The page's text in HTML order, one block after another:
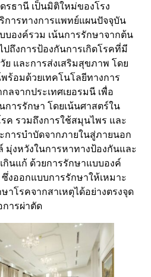
รธานี เป็นมิติใหม่ของโรง
การทางการแพทย์แผนปัจจุบัน
บองค์รวม เน้นการรักษาจากต้น
ปถึงการป้องกันการเกิดโรคที่มี
และการส่งเสริมสุขภาพ โดย
อมด้วยเทคโนโลยีทางการ
จากประเทศเยอรมนี เพื่อ
ารรักษา โดยเน้นศาสตร์ใน
ค รวมถึงการใช้สมุนไพร และ
การบำบัดจากภายในสู่ภายนอก
มุ่งหวังในการหาทางป้องกันและ
กินแก้ ด้วยการรักษาแบบองค์
งออกแบบการรักษาให้เหมาะ
โรคจากสาเหตุได้อย่างตรงจุด
การผ่าตัด